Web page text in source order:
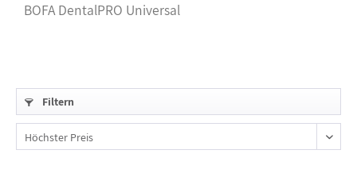
BOFA DentalPRO Universal
Filtern